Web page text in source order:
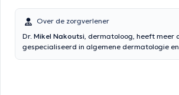
Over de zorgverlener
Dr. Mikel Nakoutsi, dermatoloog, heeft meer
gespecialiseerd in algemene dermatologie